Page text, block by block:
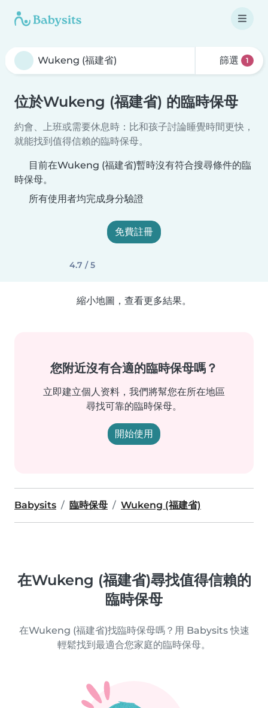
篩選 1
位於Wukeng (福建省) 的臨時保母
約會、上班或需要休息時：比和孩子討論睡覺時間更快，
就能找到值得信賴的臨時保母。
目前在Wukeng (福建省)暫時沒有符合搜尋條件的臨
時保母。
所有使用者均完成身分驗證
免費註冊
4.7 / 5
縮小地圖，查看更多結果。
您附近沒有合適的臨時保母嗎？
立即建立個人资料，我們將幫您在所在地區
尋找可靠的臨時保母。
開始使用
Babysits 臨時保母 Wukeng (福建省)
在Wukeng (福建省)尋找值得信賴的
臨時保母
在Wukeng (福建省)找臨時保母嗎？用 Babysits 快速
輕鬆找到最適合您家庭的臨時保母。